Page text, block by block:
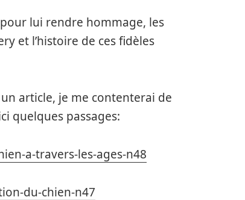
lui rendre hommage, les
et l’histoire de ces fidèles
article, je me contenterai de
quelques passages:
a-travers-les-ages-n48
du-chien-n47